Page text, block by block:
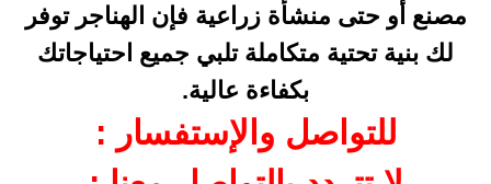
مصنع أو حتى منشأة زراعية فإن الهناجر توفر
لك بنية تحتية متكاملة تلبي جميع احتياجاتك
بكفاءة عالية.
للتواصل والإستفسار :